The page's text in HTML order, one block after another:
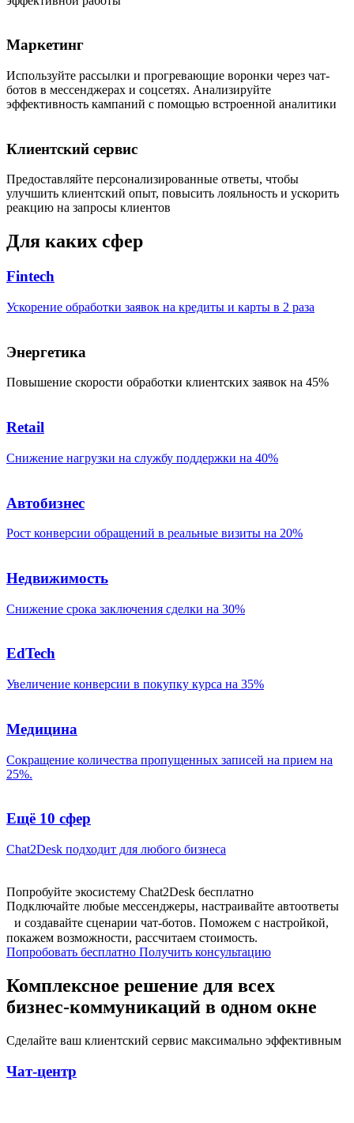
Маркетинг
Используйте рассылки и прогревающие воронки через чат-
ботов в мессенджерах и соцсетях. Анализируйте
эффективность кампаний с помощью встроенной аналитики
Клиентский сервис
Предоставляйте персонализированные ответы, чтобы
улучшить клиентский опыт, повысить лояльность и ускорить
реакцию на запросы клиентов
Для каких сфер
Fintech
Ускорение обработки заявок на кредиты и карты в 2 раза
Энергетика
Повышение скорости обработки клиентских заявок на 45%
Retail
Снижение нагрузки на службу поддержки на 40%
Автобизнес
Рост конверсии обращений в реальные визиты на 20%
Недвижимость
Снижение срока заключения сделки на 30%
EdTech
Увеличение конверсии в покупку курса на 35%
Медицина
Сокращение количества пропущенных записей на прием на
25%.
Ещё 10 сфер
Chat2Desk подходит для любого бизнеса
Попробуйте экосистему Chat2Desk бесплатно
Подключайте любые мессенджеры, настраивайте автоответы
и создавайте сценарии чат-ботов. Поможем с настройкой,
покажем возможности, рассчитаем стоимость.
Попробовать бесплатно Получить консультацию
Комплексное решение для всех
бизнес-коммуникаций в одном окне
Сделайте ваш клиентский сервис максимально эффективным
Чат-центр